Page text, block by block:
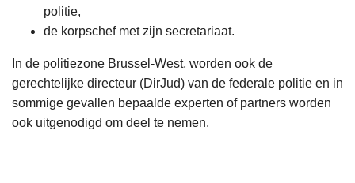
politie,
de korpschef met zijn secretariaat.
In de politiezone Brussel-West, worden ook de
gerechtelijke directeur (DirJud) van de federale politie en in
sommige gevallen bepaalde experten of partners worden
ook uitgenodigd om deel te nemen.